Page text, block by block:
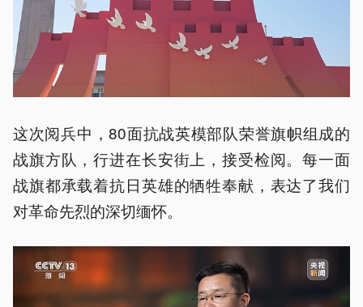
这次阅兵中，80面抗战英模部队荣誉旗帜组成的
战旗方队，行进在长安街上，接受检阅。每一面
战旗都承载着抗日英雄的牺牲奉献，表达了我们
对革命先烈的深切缅怀。